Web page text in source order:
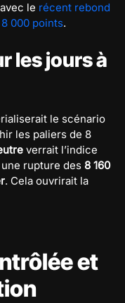
le récent rebond
000 points.
les jours à
le scénario
les paliers de 8
verrait l’indice
rupture des 8 160
. Cela ouvrirait la
et